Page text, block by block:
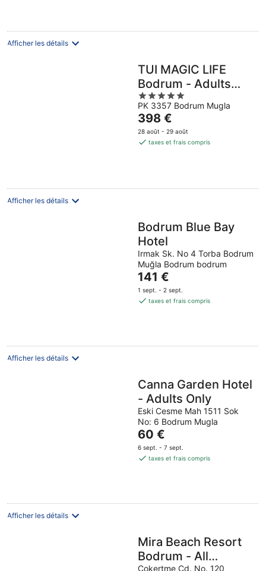
par
Afficher les détails
TUI MAGIC LIFE
Bodrum - Adults
Only (16+)
5
out
of
5
PK 3357 Bodrum Mugla
Le
prix
est
nuit
398 €
28 août - 29 août
taxes et frais compris
Afficher les détails
Bodrum Blue Bay
Hotel
Irmak Sk. No 4 Torba Bodrum
Muğla Bodrum bodrum
Le
prix
est
nuit
141 €
1 sept. - 2 sept.
taxes et frais compris
Afficher les détails
Canna Garden Hotel
- Adults Only
Eski Cesme Mah 1511 Sok
No: 6 Bodrum Mugla
Le
prix
est
nuit
60 €
6 sept. - 7 sept.
taxes et frais compris
Afficher les détails
Mira Beach Resort
Bodrum - All
Cokertme Cd. No. 120